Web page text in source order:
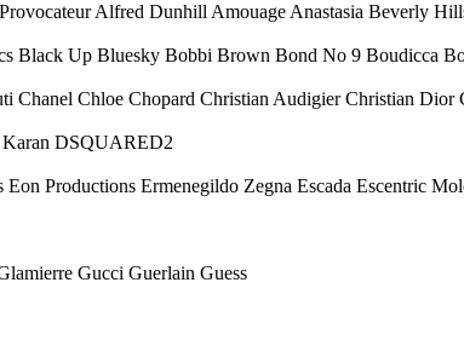
Alfred Dunhill Amouage Anastasia Beverly
Black Up Bluesky Bobbi Brown Bond No 9 Boudicca
Chanel Chloe Chopard Christian Audigier Christian
Karan DSQUARED2
Productions Ermenegildo Zegna Escada Escentric
Gucci Guerlain Guess